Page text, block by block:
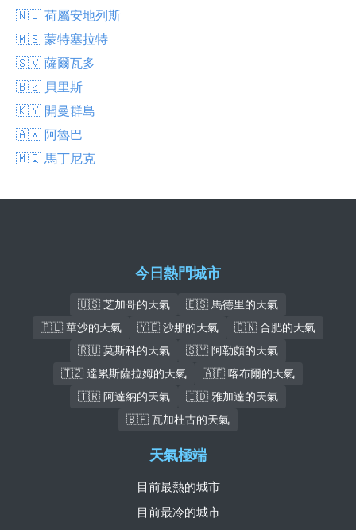
🇳🇱 荷屬安地列斯
🇲🇸 蒙特塞拉特
🇸🇻 薩爾瓦多
🇧🇿 貝里斯
🇰🇾 開曼群島
🇦🇼 阿魯巴
🇲🇶 馬丁尼克
今日熱門城市
🇺🇸 芝加哥的天氣
🇪🇸 馬德里的天氣
🇵🇱 華沙的天氣
🇾🇪 沙那的天氣
🇨🇳 合肥的天氣
🇷🇺 莫斯科的天氣
🇸🇾 阿勒頗的天氣
🇹🇿 達累斯薩拉姆的天氣
🇦🇫 喀布爾的天氣
🇹🇷 阿達納的天氣
🇮🇩 雅加達的天氣
🇧🇫 瓦加杜古的天氣
天氣極端
目前最熱的城市
目前最冷的城市